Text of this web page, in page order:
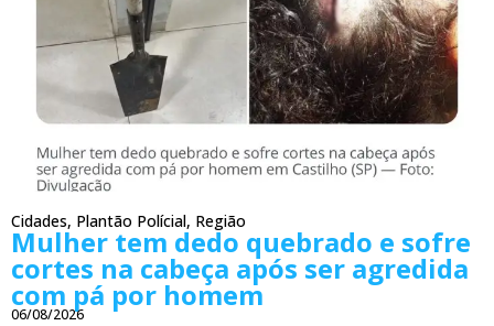
Cidades, Plantão Polícial, Região
Mulher tem dedo quebrado e sofre
cortes na cabeça após ser agredida
com pá por homem
06/08/2026